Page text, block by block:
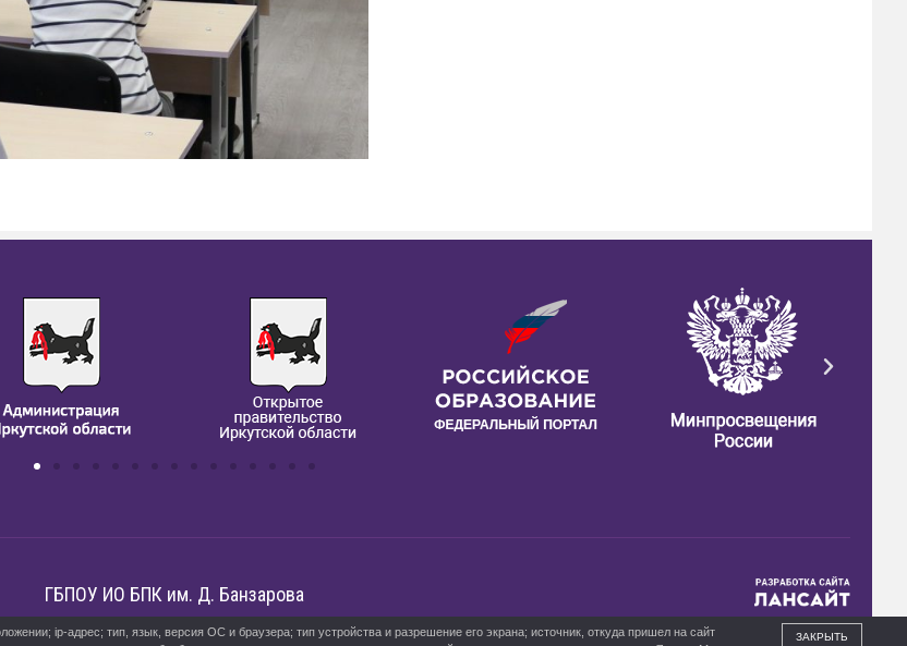
ГБПОУ ИО БПК им. Д. Банзарова
ip-адрес; тип, язык, версия ОС и браузера; тип устройства и разрешение его экрана; источник, откуда пришел на сайт
ЗАКРЫТЬ